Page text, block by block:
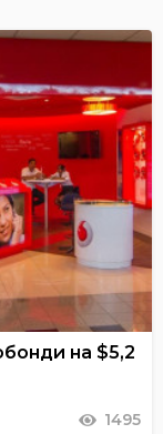
на $5,2
1495